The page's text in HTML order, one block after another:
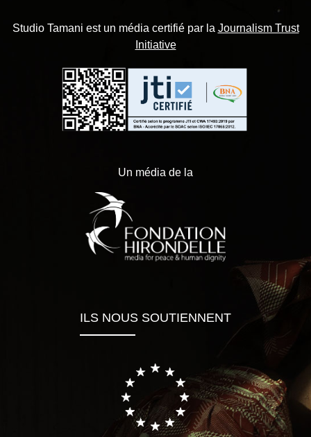
Studio Tamani est un média certifié par la Journalism Trust
Initiative
Un média de la
ILS NOUS SOUTIENNENT